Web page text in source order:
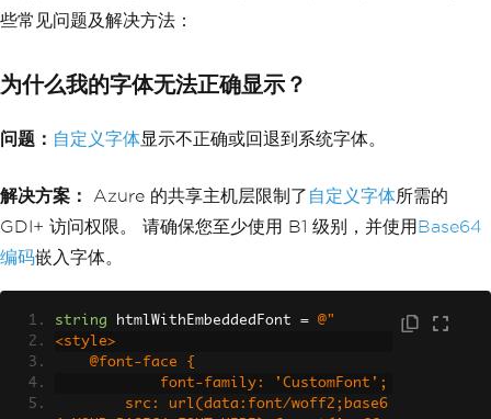
些常见问题及解决方法：
为什么我的字体无法正确显示？
问题： 自定义字体显示不正确或回退到系统字体。
解决方案： Azure 的共享主机层限制了 自定义字体所需的
GDI+ 访问权限。 请确保您至少使用 B1 级别，并使用 Base64
编码嵌入字体。
string htmlWithEmbeddedFont =
@"
<style>
    @font-face {
            font-family: 'CustomFont';